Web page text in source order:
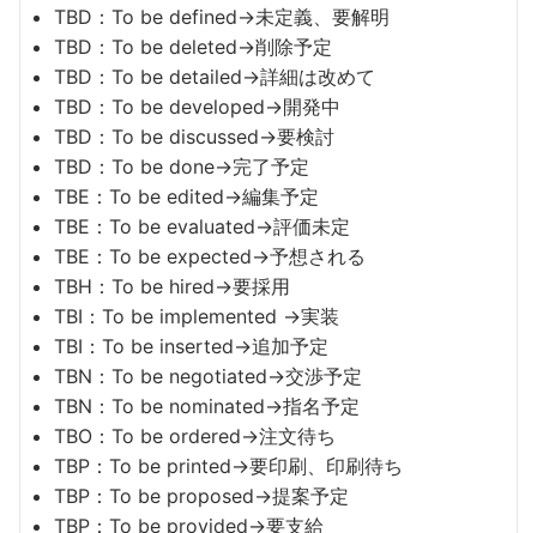
TBD：To be defined→未定義、要解明
TBD：To be deleted→削除予定
TBD：To be detailed→詳細は改めて
TBD：To be developed→開発中
TBD：To be discussed→要検討
TBD：To be done→完了予定
TBE：To be edited→編集予定
TBE：To be evaluated→評価未定
TBE：To be expected→予想される
TBH：To be hired→要採用
TBI：To be implemented →実装
TBI：To be inserted→追加予定
TBN：To be negotiated→交渉予定
TBN：To be nominated→指名予定
TBO：To be ordered→注文待ち
TBP：To be printed→要印刷、印刷待ち
TBP：To be proposed→提案予定
TBP：To be provided→要支給